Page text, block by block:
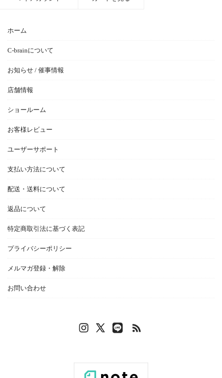
ホーム
C-brainについて
お知らせ / 催事情報
店舗情報
ショールーム
お客様レビュー
ユーザーサポート
支払い方法について
配送・送料について
返品について
特定商取引法に基づく表記
プライバシーポリシー
メルマガ登録・解除
お問い合わせ